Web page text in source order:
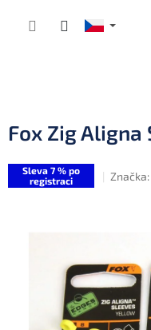
Fox Zig Aligna
Sleva 7 % po
registraci
Značka: